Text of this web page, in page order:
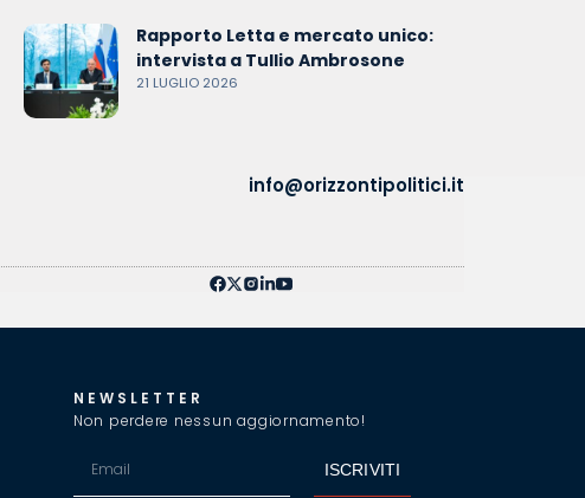
Rapporto Letta e mercato unico:
intervista a Tullio Ambrosone
21 LUGLIO 2026
info@orizzontipolitici.it
NEWSLETTER
Non perdere nessun aggiornamento!
ISCRIVITI